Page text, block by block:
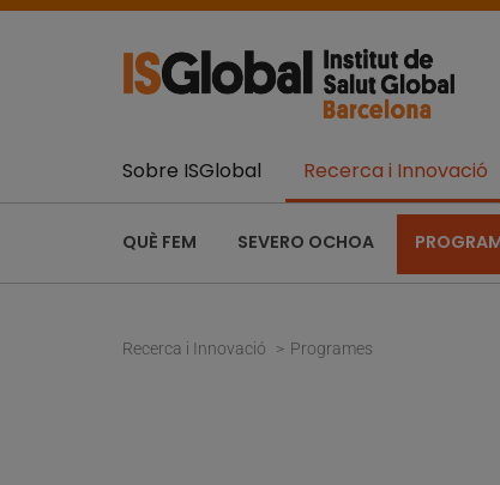
Sobre ISGlobal Recerca i Innovació
QUÈ FEM SEVERO OCHOA
Recerca i Innovació Programes